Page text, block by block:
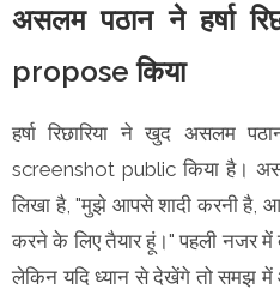
असलम पठान ने हर्षा
propose किया
हर्षा रिछारिया ने खुद असलम
screenshot public किया है।
लिखा है, "मुझे आपसे शादी करनी है,
करने के लिए तैयार हूं।" पहली नजर में
लेकिन यदि ध्यान से देखेंगे तो समझ